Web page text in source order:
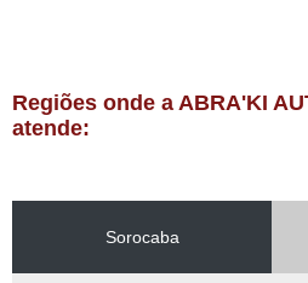
Regiões onde a ABRA'KI
atende:
Sorocaba